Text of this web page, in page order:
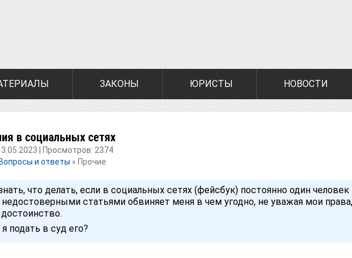
ЗАКОНЫ ЮРИСТЫ НОВОСТИ
в социальных сетях
| Просмотров: 2374
Вопросы и ответы » Прочие
что делать, если в социальных сетях (фейсбук) постоянно один человек
статьями обвиняет меня в чем угодно, не уважая мои
подать в суд его?